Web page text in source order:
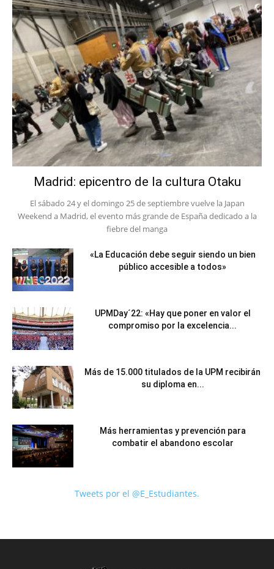
Madrid: epicentro de la cultura Otaku
El sábado 24 y el domingo 25 de septiembre vuelve la Japan
Weekend a Madrid, el evento más grande de España dedicado a la
fiebre del manga
«La Educación debe seguir siendo un bien
público accesible a todos»
UPMDay´22: «Hay que poner en valor el
compromiso por la excelencia...
Más de 15.000 titulados de la UPM recibirán
su diploma en...
Más herramientas y prevención para
combatir el abandono escolar
Tweets por el @E_Estudiantes.